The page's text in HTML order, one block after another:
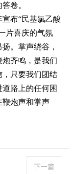
卷。
布“民基氯乙酸
片喜庆的气氛
。掌声绕谷，
齐鸣，是我们
只要我们团结
路上的任何困
鞭炮声和掌声
下一篇